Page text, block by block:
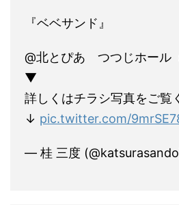
『ベベサンド』
@北とぴあ つつじホール
▼
詳しくはチラシ写真をご覧
↓ pic.twitter.com/
— 桂 三度